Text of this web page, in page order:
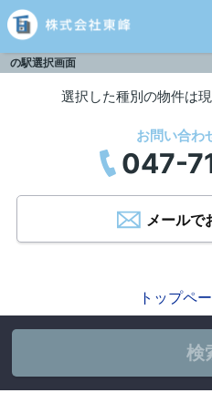
の駅選択画面
選択した種別の物件は
お問い合わ
047-
メールで
トップペ
検